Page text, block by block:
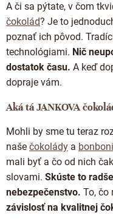
A či sa pýtate, v čom
čokolád? Je to
poznať ich pôvod.
technológiami. Nič
dostatok času. A keď
dopraje vám.
Aká tá JANKOVA
Mohli by sme tu teraz
naše čokolády a
mali byť a čo od nich
slovami. Skúste to
nebezpečenstvo. To, čo
závislosť na kvalitnej